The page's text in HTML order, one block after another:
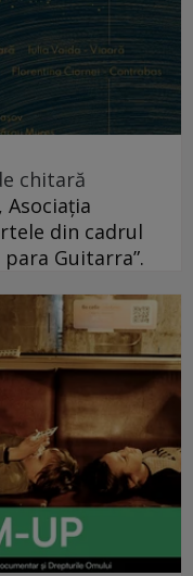
chitară
Asociația
din cadrul
Guitarra”.